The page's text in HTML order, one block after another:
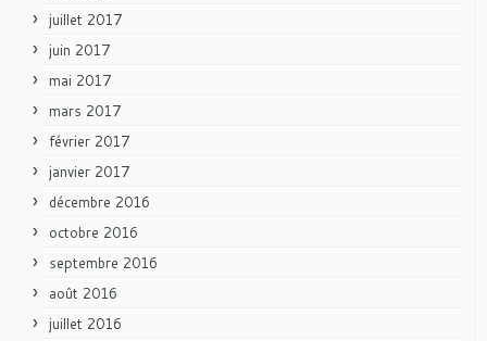
juillet 2017
juin 2017
mai 2017
mars 2017
février 2017
janvier 2017
décembre 2016
octobre 2016
septembre 2016
août 2016
juillet 2016